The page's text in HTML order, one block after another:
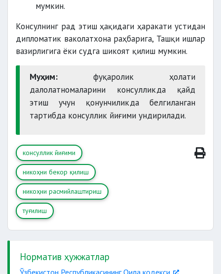
мумкин.
Консулнинг рад этиш ҳақидаги ҳаракати устидан
дипломатик ваколатхона раҳбарига, Ташқи ишлар
вазирлигига ёки судга шикоят қилиш мумкин.
Муҳим: фуқаролик ҳолати
далолатномаларини консулликда қайд
этиш учун қонунчиликда белгиланган
тартибда консуллик йиғими ундирилади.
консуллик йиғими
никоҳни бекор қилиш
никоҳни расмийлаштириш
туғилиш
Норматив ҳужжатлар
Ўзбекистон Республикасининг Оила кодекси